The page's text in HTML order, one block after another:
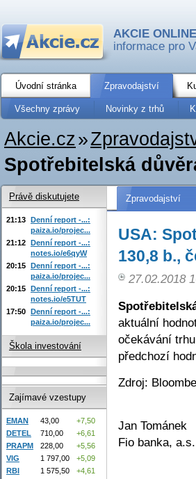
AKCIE ONLINE
informace pro
Úvodní stránka Zpravodajství
Všechny zprávy Novinky z trhů
Akcie.cz»
Spotřebitelská
Zpravodajství
USA:
130,8 b.,
27.02.2018
aktuální
očekávání
předchozí
Zdroj:
Jan Tománek
Fio banka, a.s.
Právě diskutujete
21:13 Denní report -...:
paiza.io/projec...
21:12 Denní report -...:
notes.io/e6qyW
20:15 Denní report -...:
paiza.io/projec...
20:15 Denní report -...:
notes.io/e5TUT
17:50 Denní report -...:
paiza.io/projec...
Škola investování
Zajímavé vzestupy
EMAN 43,00
+7,50
DETEL
710,00
+6,61
PRAPM
228,00
+5,56
VIG
1 797,00
+5,09
RBI
1 575,50 +4,61